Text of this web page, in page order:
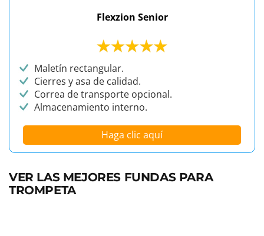
Flexzion Senior
Maletín rectangular.
Cierres y asa de calidad.
Correa de transporte opcional.
Almacenamiento interno.
Haga clic aquí
VER LAS MEJORES FUNDAS PARA
TROMPETA